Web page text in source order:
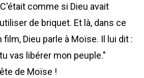
comme si Dieu avait
de briquet. Et là, dans ce
Dieu parle à Moïse. Il lui dit :
vas libérer mon peuple."
de Moïse !